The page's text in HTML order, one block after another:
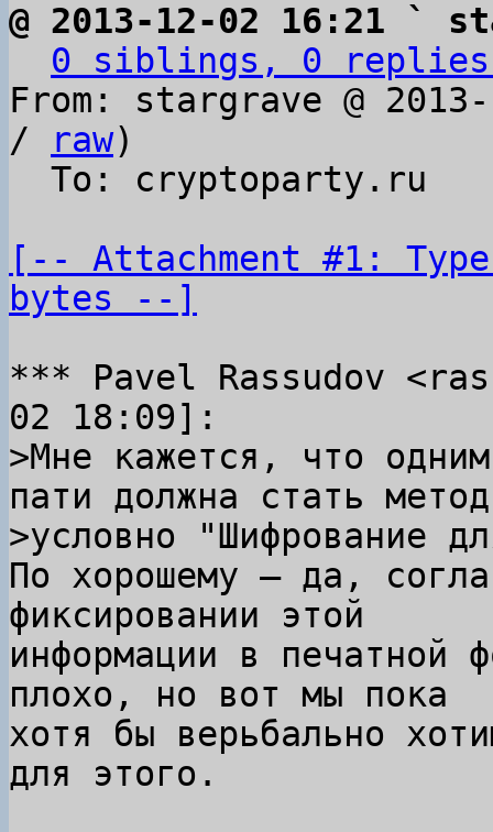
@ 2013-12-02 16:21 `
0 siblings, 0 replies;
From: stargrave @
/
raw)
[-- Attachment #1:
bytes --]
*** Pavel Rassudov
>Мне кажется, что
пати должна стать
По хорошему — да,
фиксировании этой
информации в печатной
плохо, но вот мы пока
хотя бы верьбально
для этого.